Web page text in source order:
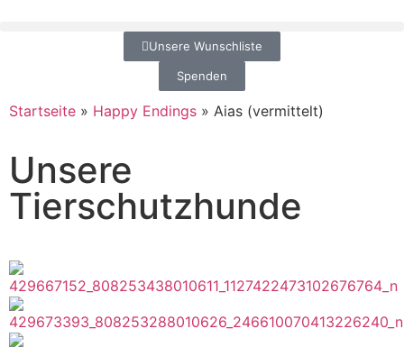
Unsere Wunschliste
Spenden
Startseite » Happy Endings » Aias (vermittelt)
Unsere
Tierschutzhunde